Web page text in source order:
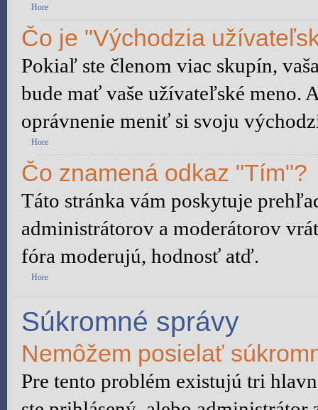
Hore
Čo je "Východzia
Pokiaľ ste členom viac skupín,
bude mať vaše užívateľské meno.
oprávnenie meniť si svoju
Hore
Čo znamená odkaz "Tím"?
Táto stránka vám poskytuje
administrátorov a moderátorov
fóra moderujú, hodnosť atď.
Hore
Súkromné správy
Nemôžem posielať
Pre tento problém existujú tri